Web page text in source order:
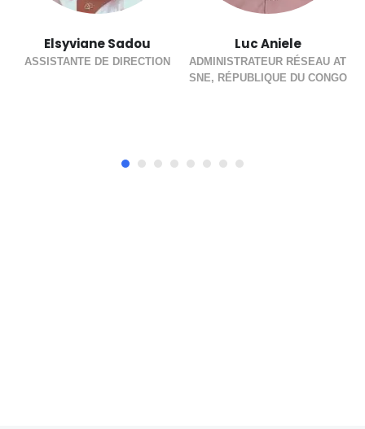
Elsyviane Sadou
ASSISTANTE DE DIRECTION
Luc Aniele
ADMINISTRATEUR RÉSEAU AT
SNE, RÉPUBLIQUE DU CONGO